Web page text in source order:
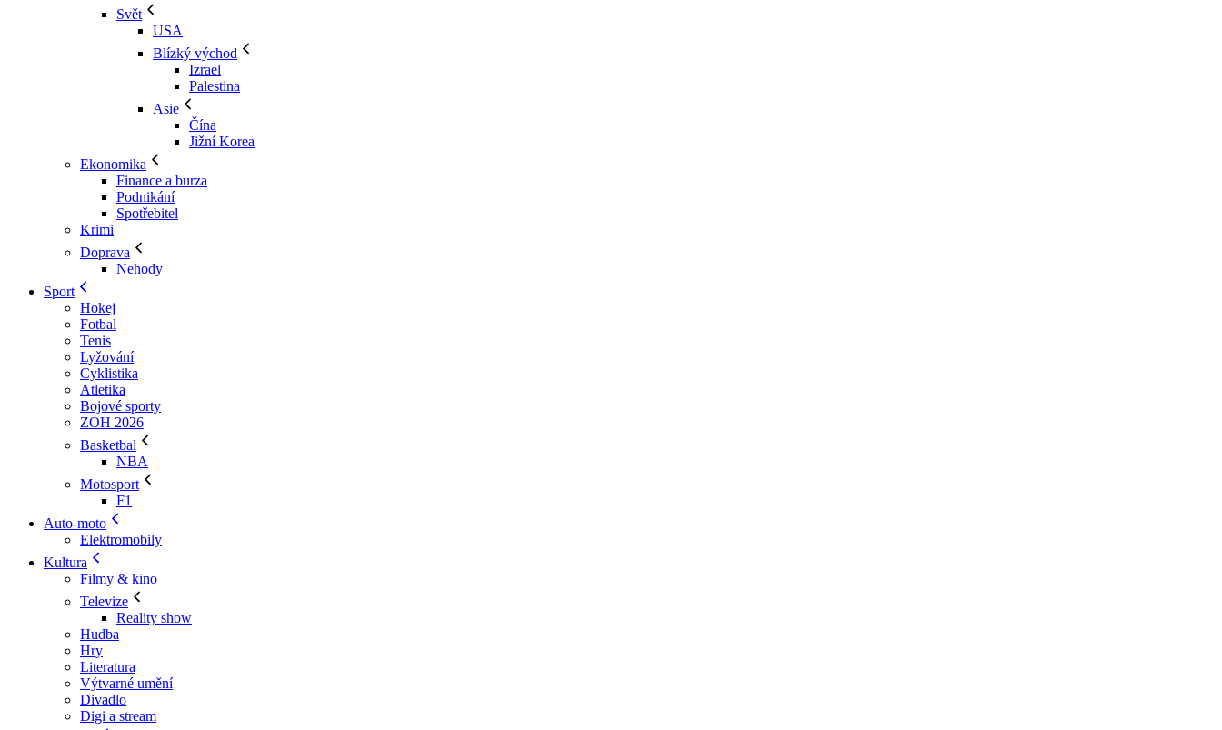
Svět
USA
Blízký východ
Izrael
Palestina
Asie
Čína
Jižní Korea
Ekonomika
Finance a burza
Podnikání
Spotřebitel
Krimi
Doprava
Nehody
Sport
Hokej
Fotbal
Tenis
Lyžování
Cyklistika
Atletika
Bojové sporty
ZOH 2026
Basketbal
NBA
Motosport
F1
Auto-moto
Elektromobily
Kultura
Filmy & kino
Televize
Reality show
Hudba
Hry
Literatura
Výtvarné umění
Divadlo
Digi a stream